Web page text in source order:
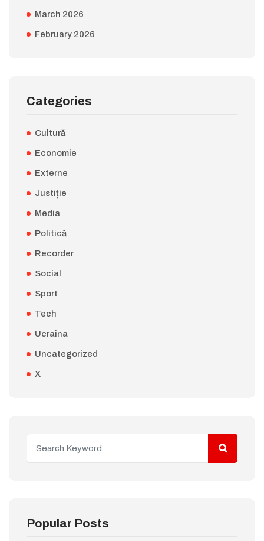
March 2026
February 2026
Categories
Cultură
Economie
Externe
Justiție
Media
Politică
Recorder
Social
Sport
Tech
Ucraina
Uncategorized
X
Popular Posts